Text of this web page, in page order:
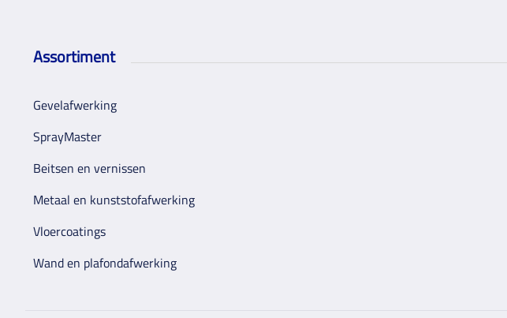
Assortiment
Gevelafwerking
SprayMaster
Beitsen en vernissen
Metaal en kunststofafwerking
Vloercoatings
Wand en plafondafwerking